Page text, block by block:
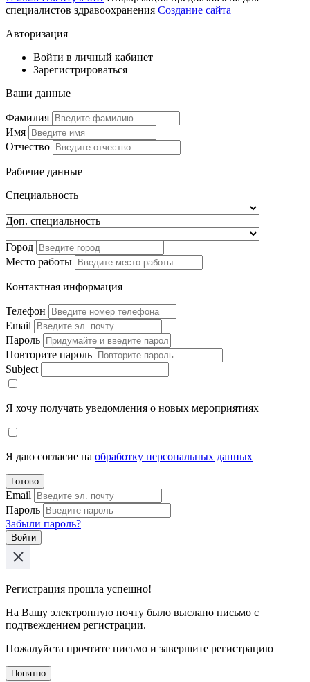
специалистов здравоохранения Создание сайта
Авторизация
Войти в личный кабинет
Зарегистрироваться
Ваши данные
Фамилия
Имя
Отчество
Рабочие данные
Специальность
Доп. специальность
Город
Место работы
Контактная информация
Телефон
Email
Пароль
Повторите пароль
Subject
Я хочу получать уведомления о новых мероприятиях
Я даю согласие на обработку персональных данных
Готово
Email
Пароль
Забыли пароль?
Войти
Регистрация прошла успешно!
На Вашу электронную почту было выслано письмо с
подтвеждением регистрации.
Пожалуйста прочтите письмо и завершите регистрацию
Понятно